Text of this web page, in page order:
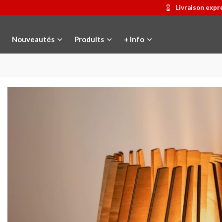
Livraison
Nouveautés Produits + Info
Médaille commémorative Gaudí
Afficher
Motxilla Stivibags